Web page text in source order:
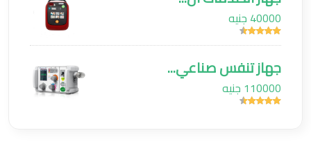
40000 جنيه
جهاز تنفس صناعي...
110000 جنيه